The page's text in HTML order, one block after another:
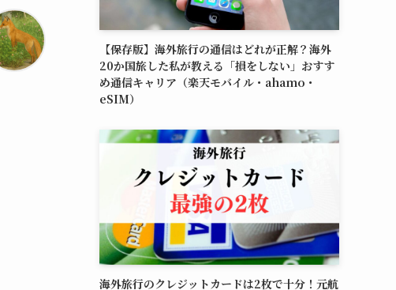
【保存版】海外旅行の通信はどれが正解？海外
20か国旅した私が教える「損をしない」おすす
め通信キャリア（楽天モバイル・ahamo・
eSIM）
海外旅行のクレジットカードは2枚で十分！元航